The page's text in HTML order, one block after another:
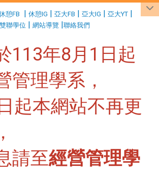
憩FB | 休憩IG | 亞大FB | 亞大IG | 亞大YT |
聯學位 | 網站導覽 |聯絡我們
113年8月1日起
管理學系，
起本網站不再更
請至經營管理學